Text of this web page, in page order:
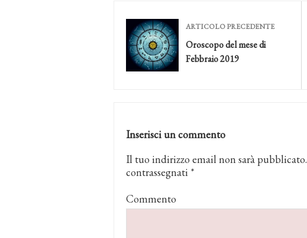
ARTICOLO PRECEDENTE
Oroscopo del mese di
Febbraio 2019
Inserisci un commento
Il tuo indirizzo email non sarà pubblicato.
contrassegnati *
Commento